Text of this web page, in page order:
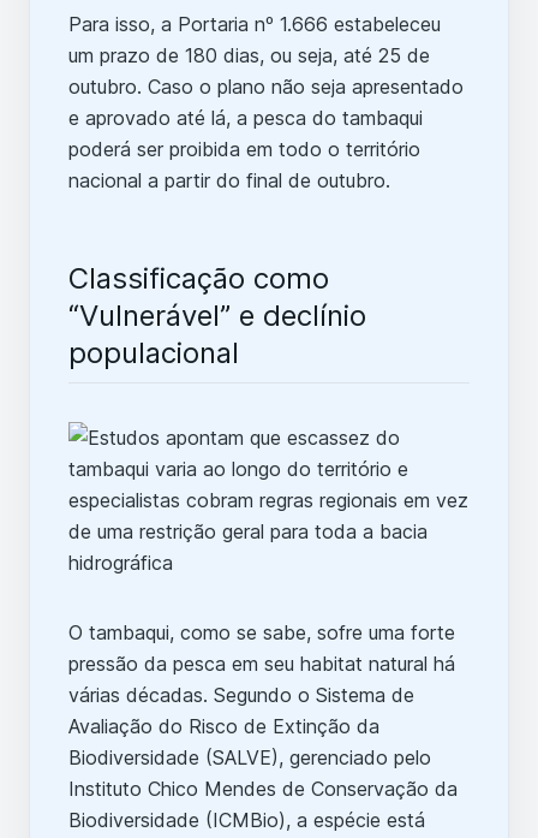
Para isso, a Portaria nº 1.666 estabeleceu
um prazo de 180 dias, ou seja, até 25 de
outubro. Caso o plano não seja apresentado
e aprovado até lá, a pesca do tambaqui
poderá ser proibida em todo o território
nacional a partir do final de outubro.
Classificação como
“Vulnerável” e declínio
populacional
O tambaqui, como se sabe, sofre uma forte
pressão da pesca em seu habitat natural há
várias décadas. Segundo o Sistema de
Avaliação do Risco de Extinção da
Biodiversidade (SALVE), gerenciado pelo
Instituto Chico Mendes de Conservação da
Biodiversidade (ICMBio), a espécie está